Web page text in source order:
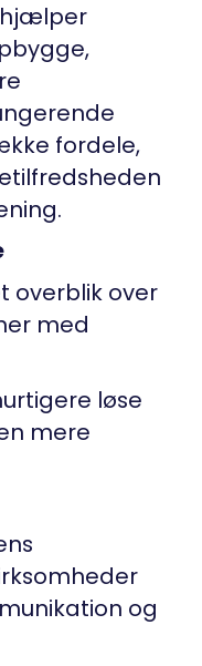
hjælper
fordele,
overblik over
med
løse
mere
og